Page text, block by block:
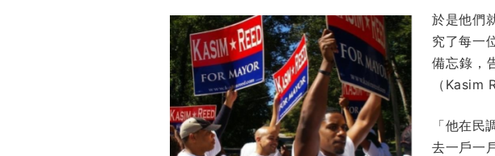
於是他們
究了每一
備忘錄，
（Kasim
「他在
去一戶一